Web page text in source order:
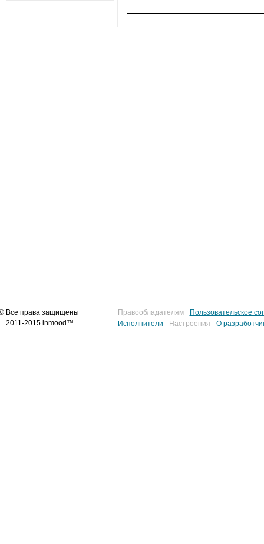
Все права защищены
2011-2015 inmood™
Правообладателям
Пользовательское
Исполнители
Настроения О